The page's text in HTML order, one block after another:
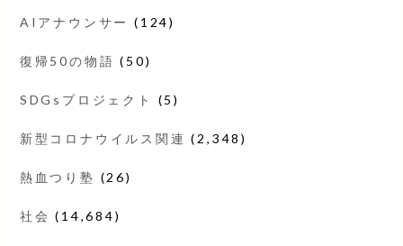
AIアナウンサー (124)
復帰50の物語 (50)
SDGsプロジェクト (5)
新型コロナウイルス関連 (2,348)
熱血つり塾 (26)
社会 (14,684)